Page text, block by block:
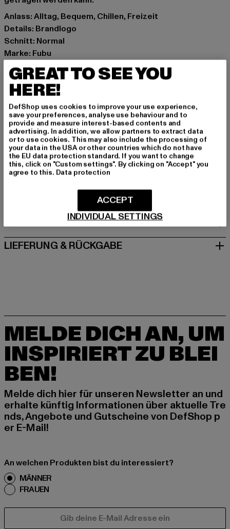
Anlass: Alltag, Bequem, Chillen, Freizeit
Details: Brandlogo
Schnitt: Normal
Marke: Fubu
Kat.: T-Shirts
Farbe: blau
Hersteller Farbe: navy/red/white
Materialzusammensetzung: 100% Polyester
Art.Nr: 6035373-02034
Hersteller: Urban Styles Agency GmbH & Co. KG |
agentur@urbanstylesagency.com
Schanzenstraße 41 | 51063 Köln | DE
GRÖSSE & PASSFORM
PFLEGEHINWEISE
LIEFERUNG & RÜCKGABE
MELDE DICH AN, UM
INSPIRIERT ZU BLEI
BEN!
Melde dich hier für unseren Newsletter an und
erhalte künftig Informationen über aktuelle Tre
nds, Angebote und Gutscheine von DefShop p
er E-Mail!
An welchen Produkten bist du interessiert?
MÄNNER
FRAUEN
GREAT TO SEE YOU
HERE!
DefShop uses cookies to improve your use experience,
save your preferences, analyse use behaviour and to
provide and measure interest-based contents and
advertising. In addition, we allow partners to extract data
or to use cookies. This may also include the processing of
your data in the USA or other countries which do not have
the EU data protection standard. If you want to change
this, click on "Custom settings". By clicking on "Accept" you
agree to this. Data protection
INDIVIDUAL SETTINGS
ACCEPT